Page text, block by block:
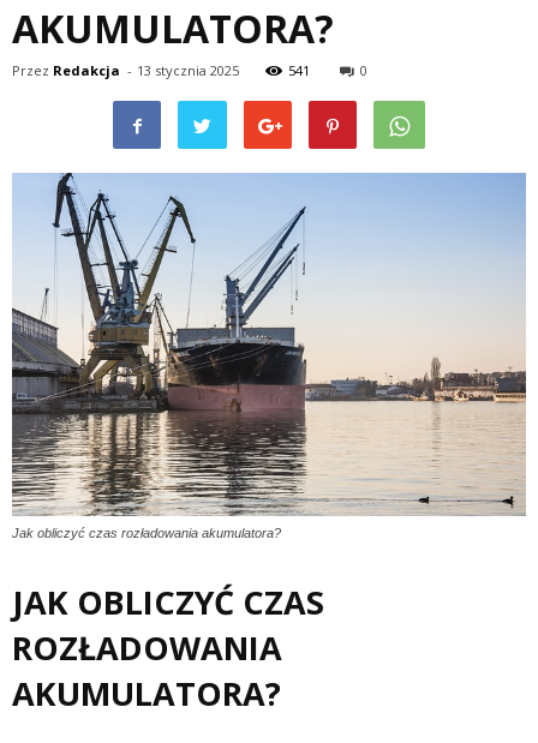
AKUMULATORA?
Przez Redakcja - 13 stycznia 2025 541 0
Jak obliczyć czas rozładowania akumulatora?
JAK OBLICZYĆ CZAS
ROZŁADOWANIA
AKUMULATORA?